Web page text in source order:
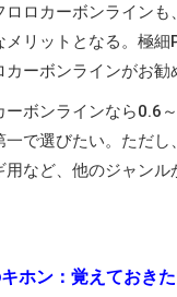
ロカーボンラインも
リットとなる。極細
ーボンラインがお勧
ボンラインなら0.6
で選びたい。ただし
など、他のジャンル
ホン：覚えておき